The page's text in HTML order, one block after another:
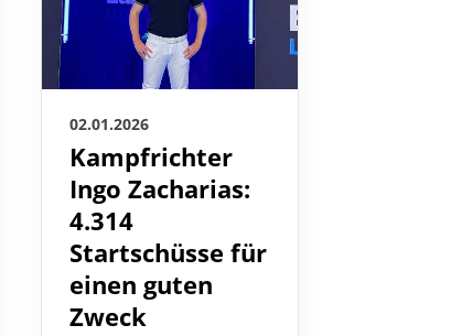
02.01.2026
Kampfrichter
Ingo Zacharias:
4.314
Startschüsse für
einen guten
Zweck